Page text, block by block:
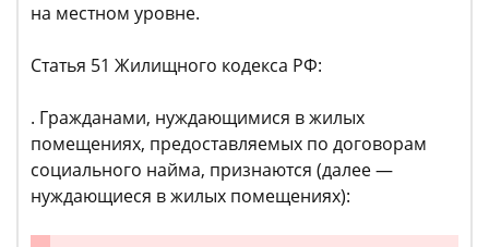
на местном уровне.
Статья 51 Жилищного кодекса РФ:
. Гражданами, нуждающимися в жилых
помещениях, предоставляемых по договорам
социального найма, признаются (далее —
нуждающиеся в жилых помещениях):